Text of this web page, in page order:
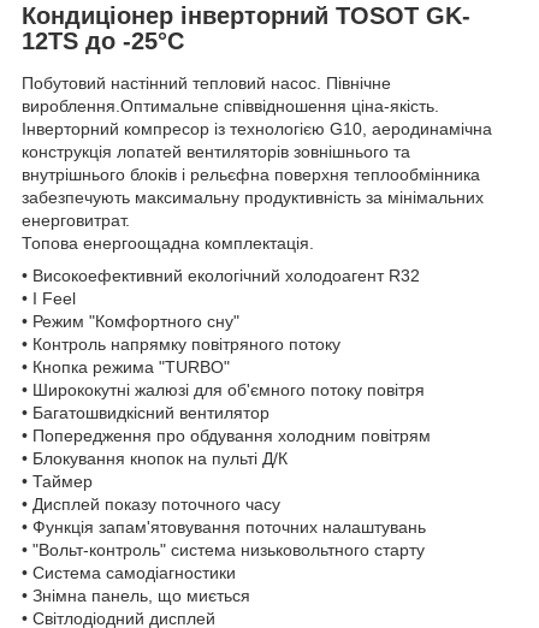
Кондиціонер інверторний TOSOT GK-
12TS до -25°С
Побутовий настінний тепловий насос. Північне
вироблення.Оптимальне співвідношення ціна-якість.
Інверторний компресор із технологією G10, аеродинамічна
конструкція лопатей вентиляторів зовнішнього та
внутрішнього блоків і рельєфна поверхня теплообмінника
забезпечують максимальну продуктивність за мінімальних
енерговитрат.
Топова енергоощадна комплектація.
• Високоефективний екологічний холодоагент R32
• I Feel
• Режим "Комфортного сну"
• Контроль напрямку повітряного потоку
• Кнопка режима "TURBO"
• Ширококутні жалюзі для об'ємного потоку повітря
• Багатошвидкісний вентилятор
• Попередження про обдування холодним повітрям
• Блокування кнопок на пульті Д/К
• Таймер
• Дисплей показу поточного часу
• Функція запам'ятовування поточних налаштувань
• "Вольт-контроль" система низьковольтного старту
• Система самодіагностики
• Знімна панель, що миється
• Світлодіодний дисплей